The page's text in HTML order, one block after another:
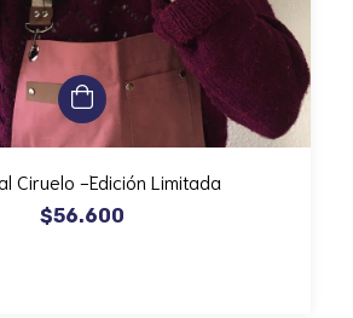
Ciruelo -Edición Limitada
$56.600